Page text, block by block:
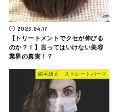
2023.04.17
【トリートメントでクセが伸びる
のか？！】言ってはいけない美容
業界の真実！？
縮毛矯正 ストレートパーマ